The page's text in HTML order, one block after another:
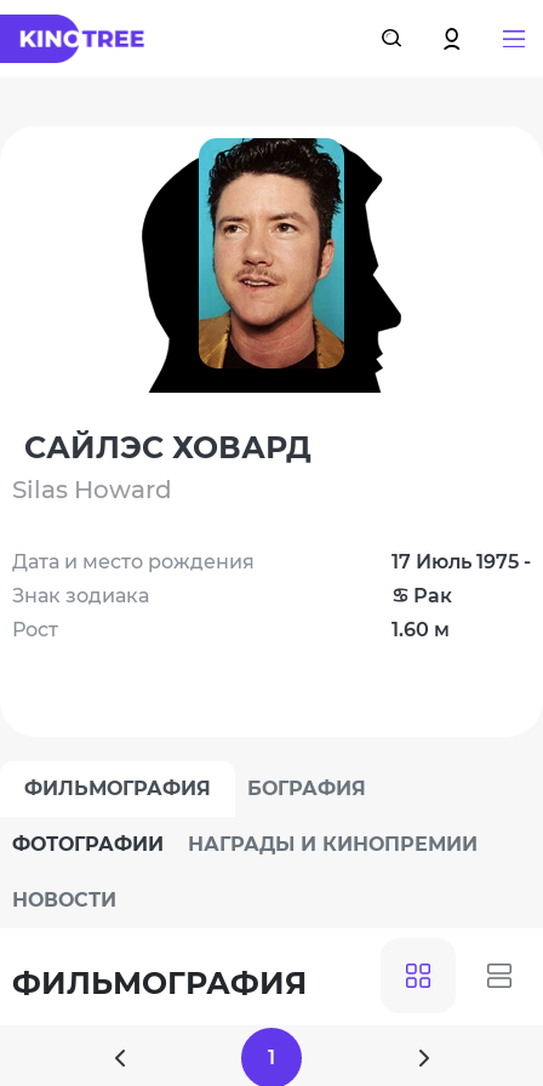
САЙЛЭС ХОВАРД
Silas Howard
Дата и место рождения
Знак зодиака
Рост
17 Июль 1975 -
♋ Рак
1.60 м
ФИЛЬМОГРАФИЯ БОГРАФИЯ
ФОТОГРАФИИ НАГРАДЫ И КИНОПРЕМИИ
НОВОСТИ
ФИЛЬМОГРАФИЯ
1